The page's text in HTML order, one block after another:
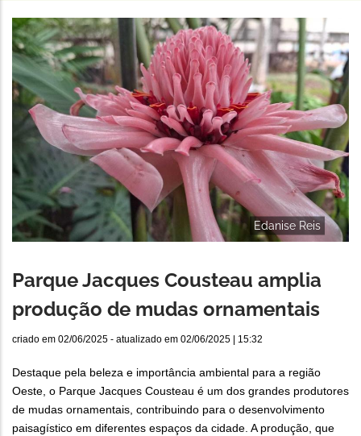
navegação
Edanise Reis
Parque Jacques Cousteau amplia
produção de mudas ornamentais
criado em 02/06/2025 - atualizado em 02/06/2025 | 15:32
Destaque pela beleza e importância ambiental para a região
Oeste, o Parque Jacques Cousteau é um dos grandes produtores
de mudas ornamentais, contribuindo para o desenvolvimento
paisagístico em diferentes espaços da cidade. A produção, que